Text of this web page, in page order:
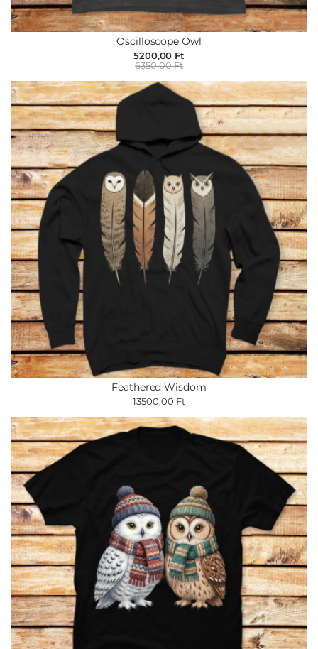
Oscilloscope Owl
5200,00 Ft
6350,00 Ft
Feathered Wisdom
13500,00 Ft